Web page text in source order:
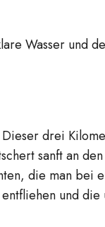
Wasser und
drei
sanft an
die man bei
und